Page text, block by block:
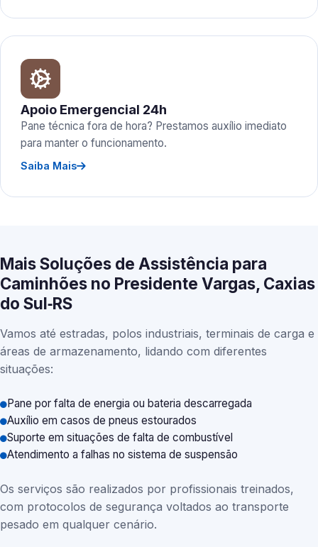
Apoio Emergencial 24h
Pane técnica fora de hora? Prestamos auxílio imediato
para manter o funcionamento.
Saiba Mais
Mais Soluções de Assistência para
Caminhões no Presidente Vargas, Caxias
do Sul‑RS
Vamos até estradas, polos industriais, terminais de carga e
áreas de armazenamento, lidando com diferentes
situações:
Pane por falta de energia ou bateria descarregada
Auxílio em casos de pneus estourados
Suporte em situações de falta de combustível
Atendimento a falhas no sistema de suspensão
Os serviços são realizados por profissionais treinados,
com protocolos de segurança voltados ao transporte
pesado em qualquer cenário.